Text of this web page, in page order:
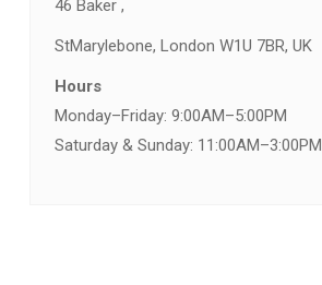
46 Baker ,
StMarylebone, London W1U 7BR, UK
Hours
Monday–Friday: 9:00AM–5:00PM
Saturday & Sunday: 11:00AM–3:00PM